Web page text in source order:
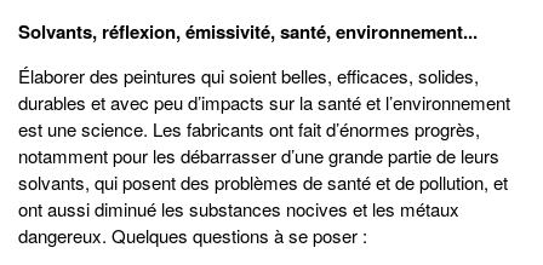
Solvants, réflexion, émissivité, santé, environnement...
Élaborer des peintures qui soient belles, efficaces, solides,
durables et avec peu d’impacts sur la santé et l’environnement
est une science. Les fabricants ont fait d’énormes progrès,
notamment pour les débarrasser d’une grande partie de leurs
solvants, qui posent des problèmes de santé et de pollution, et
ont aussi diminué les substances nocives et les métaux
dangereux. Quelques questions à se poser :